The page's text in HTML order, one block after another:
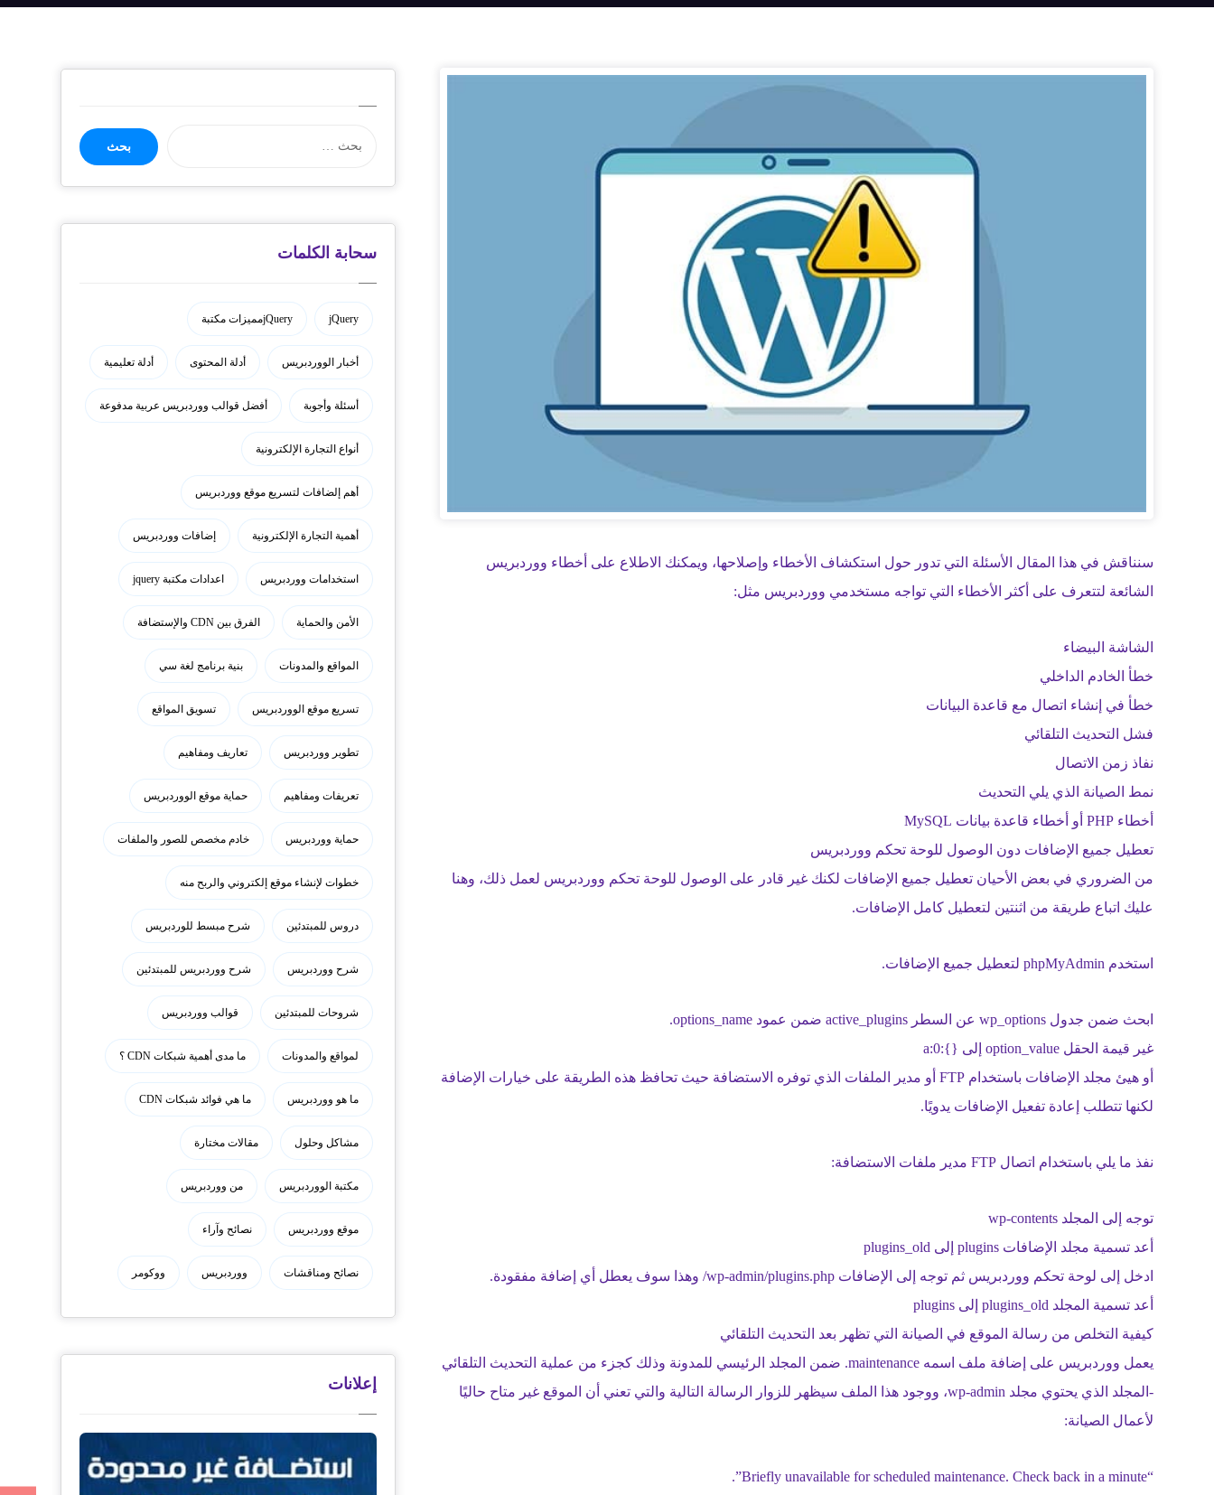
سنناقش في هذا المقال الأسئلة التي تدور حول استكشاف الأخطاء وإصلاحها، ويمكنك الاطلاع على أخطاء ووردبريس
الشائعة لتتعرف على أكثر الأخطاء التي تواجه مستخدمي ووردبريس مثل:
الشاشة البيضاء
خطأ الخادم الداخلي
خطأ في إنشاء اتصال مع قاعدة البيانات
فشل التحديث التلقائي
نفاذ زمن الاتصال
نمط الصيانة الذي يلي التحديث
أخطاء PHP أو أخطاء قاعدة بيانات MySQL
تعطيل جميع الإضافات دون الوصول للوحة تحكم ووردبريس
من الضروري في بعض الأحيان تعطيل جميع الإضافات لكنك غير قادر على الوصول للوحة تحكم ووردبريس لعمل ذلك، وهنا
عليك اتباع طريقة من اثنتين لتعطيل كامل الإضافات.
استخدم phpMyAdmin لتعطيل جميع الإضافات.
ابحث ضمن جدول wp_options عن السطر active_plugins ضمن عمود options_name.
غير قيمة الحقل option_value إلى a:0:{}‎
أو هيئ مجلد الإضافات باستخدام FTP أو مدير الملفات الذي توفره الاستضافة حيث تحافظ هذه الطريقة على خيارات الإضافة
لكنها تتطلب إعادة تفعيل الإضافات يدويًا.
نفذ ما يلي باستخدام اتصال FTP مدير ملفات الاستضافة:
توجه إلى المجلد wp-contents
أعد تسمية مجلد الإضافات plugins إلى plugins_old
ادخل إلى لوحة تحكم ووردبريس ثم توجه إلى الإضافات ‎/wp-admin/plugins.php وهذا سوف يعطل أي إضافة مفقودة.
أعد تسمية المجلد plugins_old إلى plugins
كيفية التخلص من رسالة الموقع في الصيانة التي تظهر بعد التحديث التلقائي
يعمل ووردبريس على إضافة ملف اسمه ‎.maintenance ضمن المجلد الرئيسي للمدونة وذلك كجزء من عملية التحديث التلقائي
-المجلد الذي يحتوي مجلد wp-admin، ووجود هذا الملف سيظهر للزوار الرسالة التالية والتي تعني أن الموقع غير متاح حاليًا
لأعمال الصيانة:
“Briefly unavailable for scheduled maintenance. Check back in a minute”.
سحابة الكلمات
jQuery jQueryمميزات مكتبة
أخبار الووردبريس أدلة المحتوى أدلة تعليمية
أسئلة وأجوبة أفضل قوالب ووردبريس عربية مدفوعة
أنواع التجارة الإلكترونية
أهم إلضافات لتسريع موقع ووردبريس
أهمية التجارة الإلكترونية إضافات ووردبريس
استخدامات ووردبريس اعدادات مكتبة jquery
الأمن والحماية الفرق بين CDN والإستضافة
المواقع والمدونات بنية برنامج لغة سي
تسريع موقع الووردبريس تسويق المواقع
تطوير ووردبريس تعاريف ومفاهيم
تعريفات ومفاهيم حماية موقع الووردبريس
حماية ووردبريس خادم مخصص للصور والملفات
خطوات لإنشاء موقع إلكتروني والربح منه
دروس للمبتدئين شرح مبسط للوردبريس
شرح ووردبريس شرح ووردبريس للمبتدئين
شروحات للمبتدئين قوالب ووردبريس
لمواقع والمدونات ما مدى أهمية شبكات CDN ؟
ما هو ووردبريس ما هي فوائد شبكات CDN
مشاكل وحلول مقالات مختارة
مكتبة الووردبريس من ووردبريس
موقع ووردبريس نصائح وآراء
نصائح ومناقشات ووردبريس ووكومر
إعلانات